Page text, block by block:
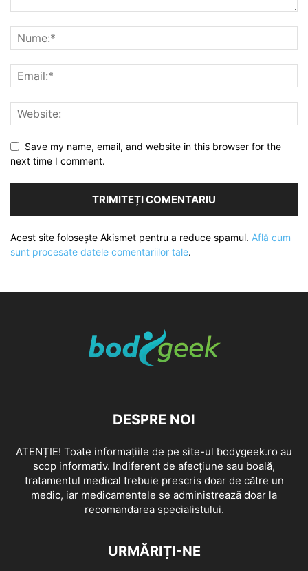
Save my name, email, and website in this browser for the
next time I comment.
Acest site folosește Akismet pentru a reduce spamul. Află cum
sunt procesate datele comentariilor tale.
DESPRE NOI
ATENȚIE! Toate informațiile de pe site-ul bodygeek.ro au
scop informativ. Indiferent de afecțiune sau boală,
tratamentul medical trebuie prescris doar de către un
medic, iar medicamentele se administrează doar la
recomandarea specialistului.
URMĂRIȚI-NE